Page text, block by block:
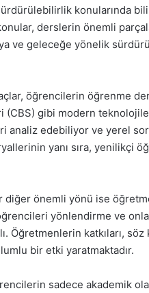
konularında
derslerin önemli
ve geleceğe yönelik
öğrencilerin öğrenme
(CBS) gibi modern
edebiliyor ve yerel
yanı sıra, yenilikçi
diğer önemli yönü ise
yönlendirme ve
Öğretmenlerin katkıları,
bir etki yaratmaktadır.
sadece akademik